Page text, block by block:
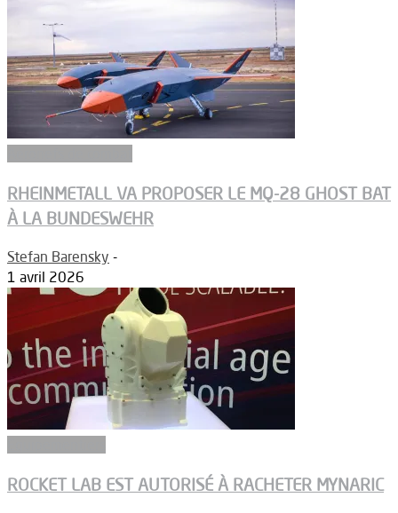
RHEINMETALL VA PROPOSER LE MQ-28 GHOST BAT
À LA BUNDESWEHR
Stefan Barensky -
1 avril 2026
ROCKET LAB EST AUTORISÉ À RACHETER MYNARIC